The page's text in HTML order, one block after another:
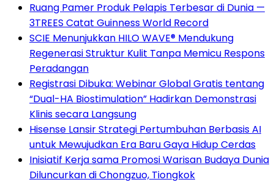
Ruang Pamer Produk Pelapis Terbesar di Dunia —
3TREES Catat Guinness World Record
SCIE Menunjukkan HILO WAVE® Mendukung
Regenerasi Struktur Kulit Tanpa Memicu Respons
Peradangan
Registrasi Dibuka: Webinar Global Gratis tentang
“Dual-HA Biostimulation” Hadirkan Demonstrasi
Klinis secara Langsung
Hisense Lansir Strategi Pertumbuhan Berbasis AI
untuk Mewujudkan Era Baru Gaya Hidup Cerdas
Inisiatif Kerja sama Promosi Warisan Budaya Dunia
Diluncurkan di Chongzuo, Tiongkok